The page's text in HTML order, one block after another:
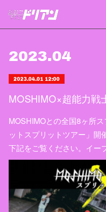
2023.04
2023.04.01 12:00
MOSHIMOとの全国8ヶ所
ットスプリットツアー」開
下記をご覧ください。イ